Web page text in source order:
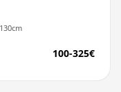
100-325€